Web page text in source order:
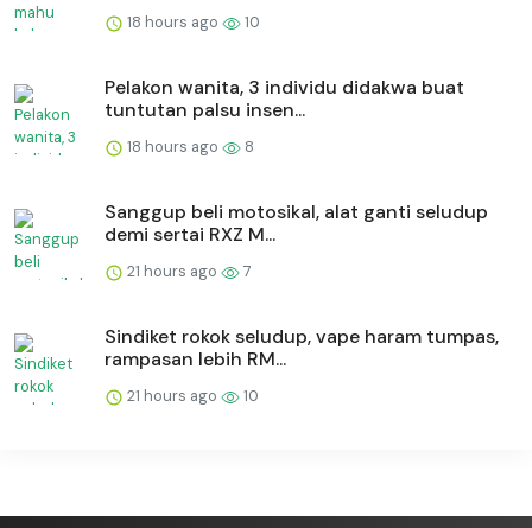
18 hours ago 10
Pelakon wanita, 3 individu didakwa buat
tuntutan palsu insen...
18 hours ago 8
Sanggup beli motosikal, alat ganti seludup
demi sertai RXZ M...
21 hours ago 7
Sindiket rokok seludup, vape haram tumpas,
rampasan lebih RM...
21 hours ago 10